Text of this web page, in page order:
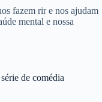
fazem rir e nos ajudam
mental e nossa
de comédia